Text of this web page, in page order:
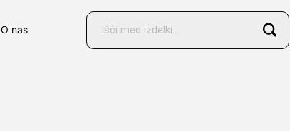
O nas
Products
search